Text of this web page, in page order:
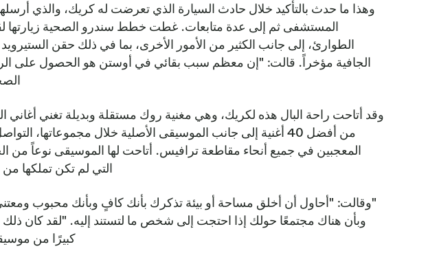
وهذا ما حدث بالتأكيد خلال حادث السيارة الذي تعرضت له كريك، والذي
المستشفى ثم إلى عدة متابعات. غطت خطط سندرو الصحية زيارتها
الطوارئ، إلى جانب الكثير من الأمور الأخرى، بما في ذلك حقن
الجافية مؤخراً. قالت: "إن معظم سبب بقائي في أوستن هو الحصول على
وقد أتاحت راحة البال هذه لكريك، وهي مغنية روك مستقلة وبديلة تغني أغاني
من أفضل 40 أغنية إلى جانب الموسيقى الأصلية خلال مجموعاتها،
المعجبين في جميع أنحاء مقاطعة ترافيس. أتاحت لها الموسيقى نوعاً من
التي لم تكن تملكها
"وقالت: "أحاول أن أخلق مساحة أو بيئة تذكرك بأنك كافٍ وبأنك محبوب
وبأن هناك مجتمعًا حولك إذا احتجت إلى شخص ما لتستند إليه. "لقد كان ذلك
كبيرًا من